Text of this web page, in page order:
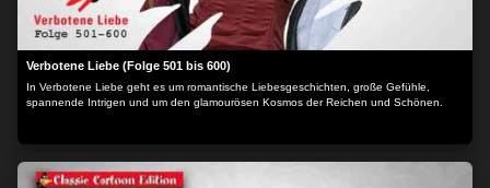
Verbotene Liebe (Folge 501 bis 600)
In Verbotene Liebe geht es um romantische Liebesgeschichten, große Gefühle,
spannende Intrigen und um den glamourösen Kosmos der Reichen und Schönen.